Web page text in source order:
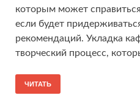
которым может
если будет
рекомендаций. Укладка
творческий процесс,
ЧИТАТЬ